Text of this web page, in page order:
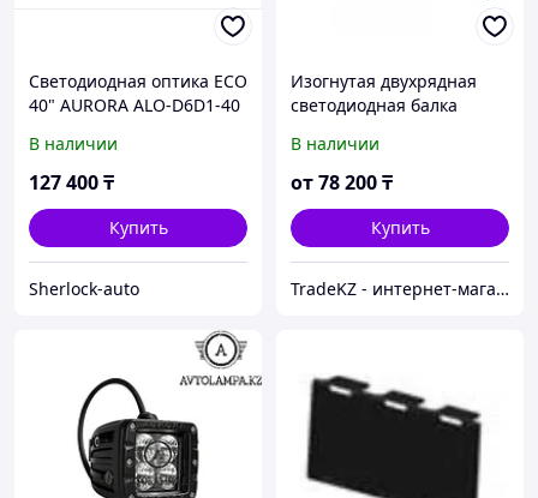
Светодиодная оптика ECO
40" AURORA ALO-D6D1-40
В наличии
127 400₸
Купить
Sherlock-auto
Изогнутая двухрядная
светодиодная балка
20
В наличии
от78 200₸
Купить
TradeKZ - интернет-магазин